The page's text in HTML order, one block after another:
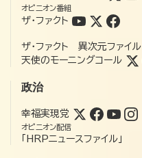
オピニオン番組
ザ・ファクト
ザ・ファクト 異次元ファイル
天使のモーニングコール
政治
幸福実現党
オピニオン配信
「HRPニュースファイル」